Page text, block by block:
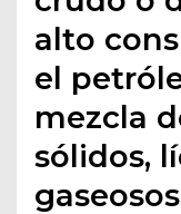
alto
el
mezcla
sólidos,